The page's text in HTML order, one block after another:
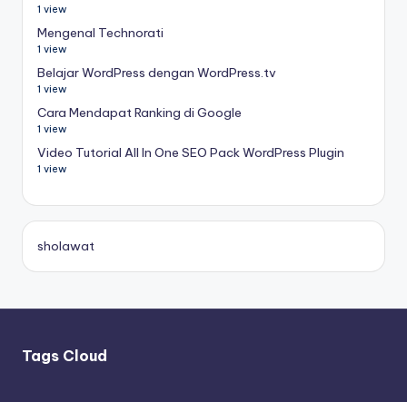
1 view
Mengenal Technorati
1 view
Belajar WordPress dengan WordPress.tv
1 view
Cara Mendapat Ranking di Google
1 view
Video Tutorial All In One SEO Pack WordPress Plugin
1 view
sholawat
Tags Cloud